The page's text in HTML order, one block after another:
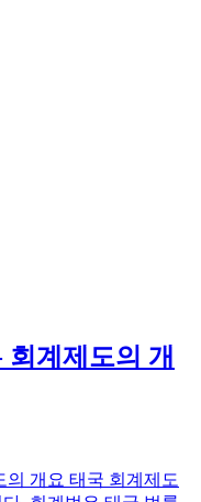
계제도의 개
의 개요 태국 회계제도